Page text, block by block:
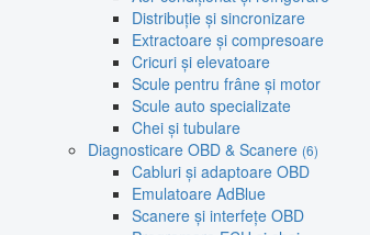
Distribuție și sincronizare
Extractoare și compresoare
Cricuri și elevatoare
Scule pentru frâne și motor
Scule auto specializate
Chei și tubulare
Diagnosticare OBD & Scanere (6)
Cabluri și adaptoare OBD
Emulatoare AdBlue
Scanere și interfețe OBD